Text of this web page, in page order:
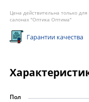
Цена действительна только
салонах "Оптика Оптима"
Гарантии качества
Пол